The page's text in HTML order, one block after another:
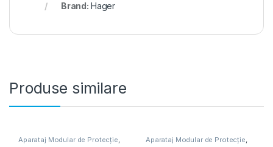
Brand: Hager
Produse similare
Aparataj Modular de Protecție, Aparataj Modular de Protecție,